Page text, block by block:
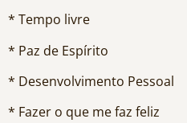
* Tempo livre
* Paz de Espírito
* Desenvolvimento Pessoal
* Fazer o que me faz feliz